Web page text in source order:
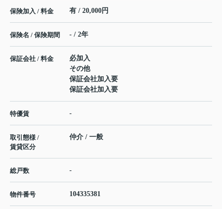
保険加入 / 料金 有 / 20,000円
保険名 / 保険期間 - / 2年
保証会社 / 料金
必加入
その他
保証会社加入要
保証会社加入要
特優賃 -
取引態様 /
賃貸区分
仲介 / 一般
総戸数 -
物件番号 104335381